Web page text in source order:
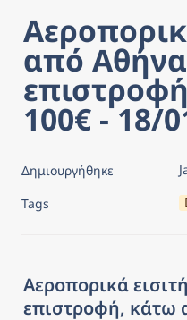
από
100€ - 18/
Δημιουργήθηκε
Tags
Αεροπορικά
επιστροφή, κάτω